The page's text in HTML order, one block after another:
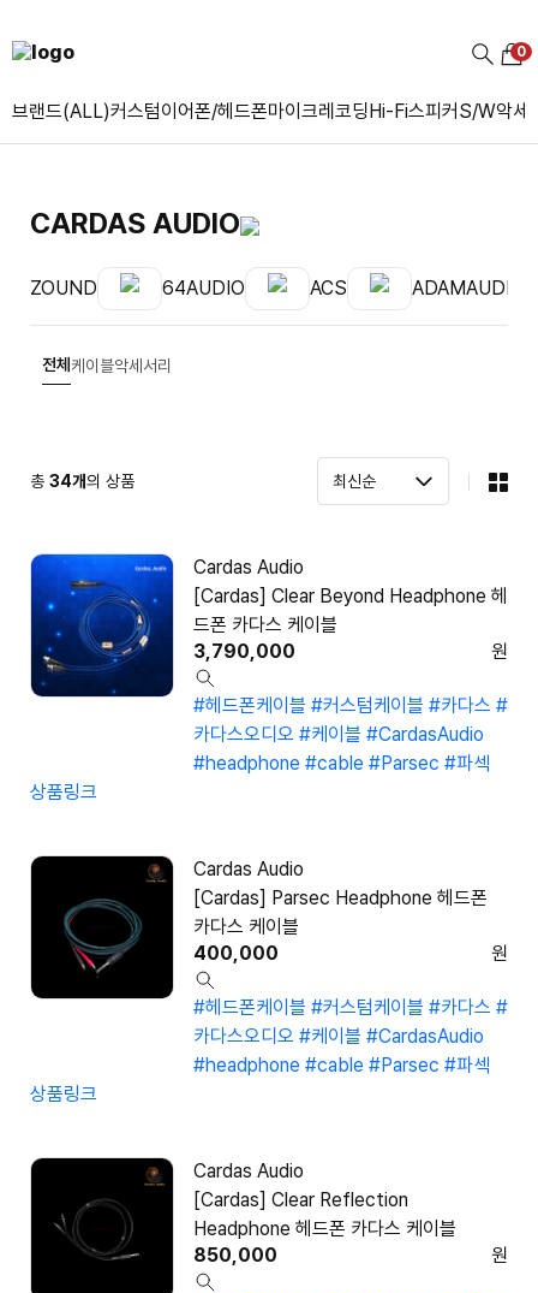
브랜드(ALL)커스텀이어폰/헤드폰마이크레코딩 Hi-Fi스피커 S/W악세
0
CARDAS AUDIO
ZOUND 64AUDIO ACS ADAMAUDIO
전체 케이블악세서리
총 34개의 상품
Cardas Audio
[Cardas] Clear Beyond Headphone 헤
드폰 카다스 케이블
3,790,000
원
#헤드폰케이블 #커스텀케이블 #카다스 #
카다스오디오 #케이블 #CardasAudio
#headphone #cable #Parsec #파섹
상품링크
Cardas Audio
[Cardas] Parsec Headphone 헤드폰
카다스 케이블
400,000
원
#헤드폰케이블 #커스텀케이블 #카다스 #
카다스오디오 #케이블 #CardasAudio
#headphone #cable #Parsec #파섹
상품링크
Cardas Audio
[Cardas] Clear Reflection
Headphone 헤드폰 카다스 케이블
850,000
원